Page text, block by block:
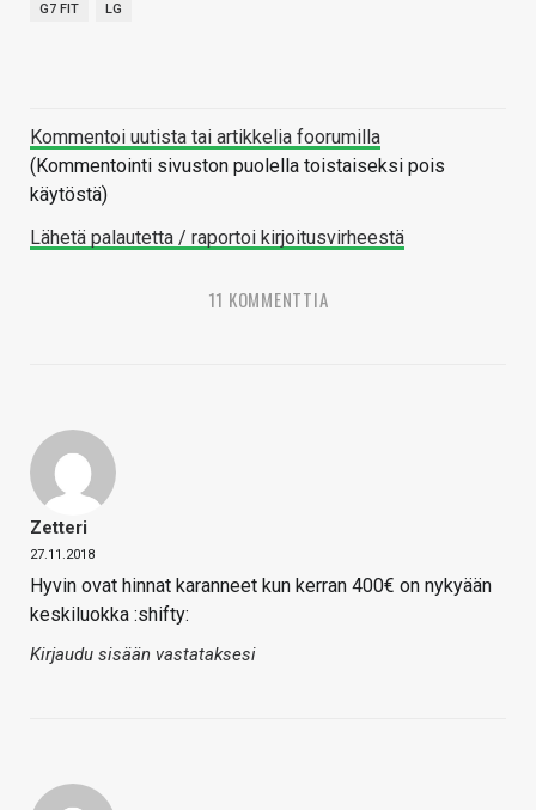
G7 FIT LG
Kommentoi uutista tai artikkelia foorumilla
(Kommentointi sivuston puolella toistaiseksi pois
käytöstä)
Lähetä palautetta / raportoi kirjoitusvirheestä
11 KOMMENTTIA
Zetteri
27.11.2018
Hyvin ovat hinnat karanneet kun kerran 400€ on nykyään
keskiluokka :shifty:
Kirjaudu sisään vastataksesi